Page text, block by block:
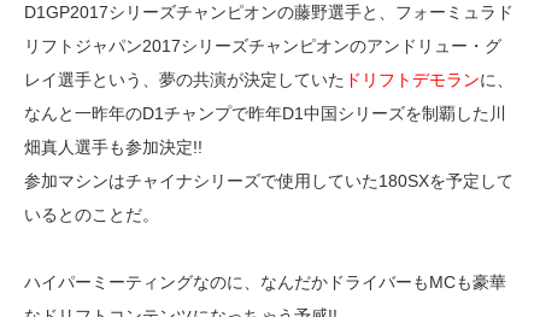
D1GP2017シリーズチャンピオンの藤野選手と、フォーミュラド
リフトジャパン2017シリーズチャンピオンのアンドリュー・グ
レイ選手という、夢の共演が決定していた ドリフトデモランに、
なんと一昨年のD1チャンプで昨年D1中国シリーズを制覇した川
畑真人選手も参加決定!!
参加マシンはチャイナシリーズで使用していた180SXを予定して
いるとのことだ。
ハイパーミーティングなのに、なんだかドライバーもMCも豪華